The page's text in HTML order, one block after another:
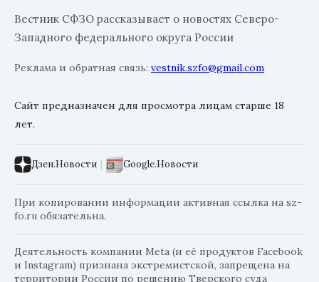
Вестник СФЗО рассказывает о новостях Северо-
Западного федерального округа России
Реклама и обратная связь: vestnik.szfo@gmail.com
Сайт предназначен для просмотра лицам старше 18
лет.
Дзен.Новости | Google.Новости
При копировании информации активная ссылка на sz-
fo.ru обязательна.
Деятельность компании Meta (и её продуктов Facebook
и Instagram) признана экстремистской, запрещена на
территории России по решению Тверского суда